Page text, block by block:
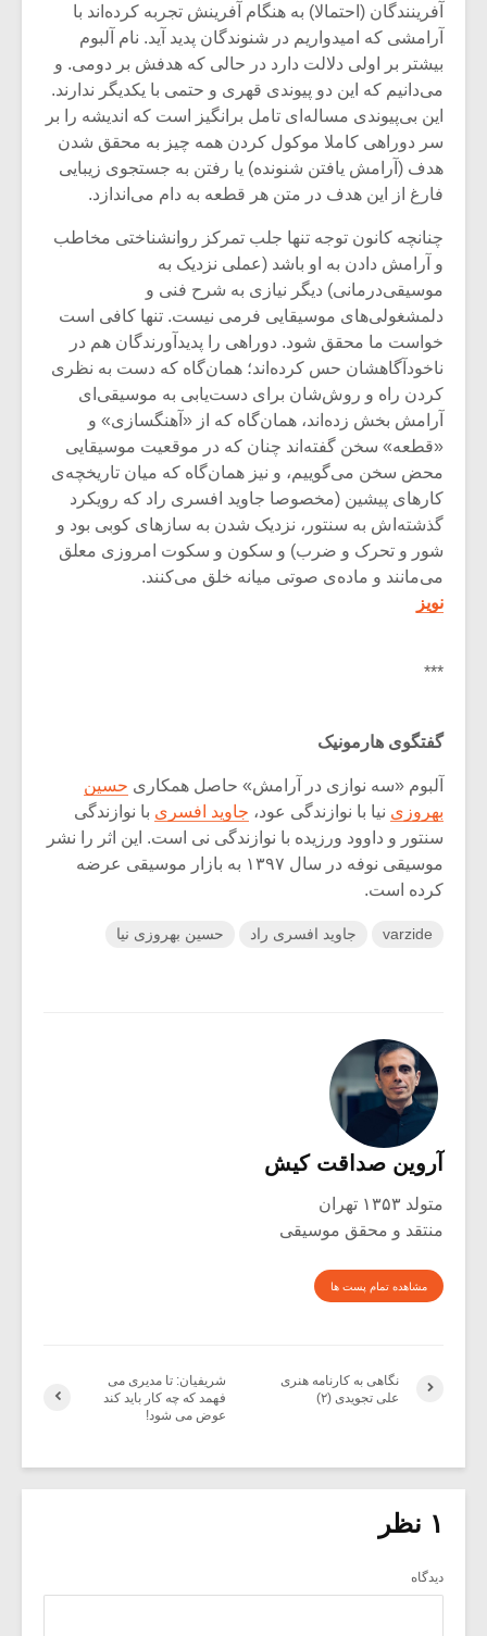
آفرینندگان (احتمالا) به هنگام آفرینش تجربه کرده‌اند با
آرامشی که امیدواریم در شنوندگان پدید آید. نام آلبوم
بیشتر بر اولی دلالت دارد در حالی که هدفش بر دومی. و
می‌دانیم که این دو پیوندی قهری و حتمی با یکدیگر ندارند.
این بی‌پیوندی مساله‌ای تامل برانگیز است که اندیشه را بر
سر دوراهی کاملا موکول کردن همه چیز به محقق شدن
هدف (آرامش یافتن شنونده) یا رفتن به جستجوی زیبایی
فارغ از این هدف در متن هر قطعه به دام می‌اندازد.
چنانچه کانون توجه تنها جلب تمرکز روانشناختی مخاطب
و آرامش دادن به او باشد (عملی نزدیک به
موسیقی‌درمانی) دیگر نیازی به شرح فنی و
دلمشغولی‌های موسیقایی فرمی نیست. تنها کافی است
خواست ما محقق شود. دوراهی را پدیدآورندگان هم در
ناخودآگاهشان حس کرده‌اند؛ همان‌گاه که دست به نظری
کردن راه و روش‌شان برای دست‌یابی به موسیقی‌ای
آرامش بخش زده‌اند، همان‌گاه که از «آهنگسازی» و
«قطعه» سخن گفته‌اند چنان که در موقعیت موسیقایی
محض سخن می‌گوییم، و نیز همان‌گاه که میان تاریخچه‌ی
کارهای پیشین (مخصوصا جاوید افسری راد که رویکرد
گذشته‌اش به سنتور، نزدیک شدن به سازهای کوبی بود و
شور و تحرک و ضرب) و سکون و سکوت امروزی معلق
می‌مانند و ماده‌ی صوتی میانه خلق می‌کنند.
نویز
***
گفتگوی هارمونیک
آلبوم «سه‌ نوازی در آرامش» حاصل همکاری حسین
بهروزی نیا با نوازندگی عود، جاوید افسری با نوازندگی
سنتور و داوود ورزیده با نوازندگی نی است. این اثر را نشر
موسیقی نوفه در سال ۱۳۹۷ به بازار موسیقی عرضه
کرده است.
varzide جاوید افسری راد حسین بهروزی نیا
آروین صداقت کیش
متولد ۱۳۵۳ تهران
منتقد و محقق موسیقی
مشاهده تمام پست ها
شریفیان: تا مدیری می
فهمد که چه کار باید کند
عوض می شود!
نگاهی به کارنامه هنری
علی تجویدی (۲)
۱ نظر
دیدگاه
میکلوش روژا
یادداشتی بر موسیقی
متن فیلم «متری
شیش و نیم»
اگر نمی توانی
مشهورترین باشی،
بدنام ترین باش
موسیقی
موسیقی
سکانسی